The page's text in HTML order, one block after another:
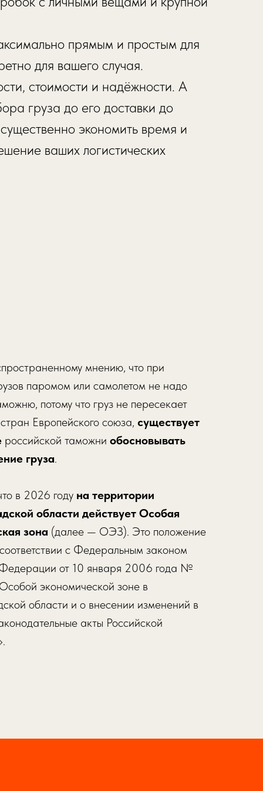
прямым и простым для
для вашего случая.
стоимости и надёжности. А
груза до его доставки до
экономить время и
ваших логистических
мнению, что при
паромом или самолетом не надо
потому что груз не пересекает
Европейского союза, существует
российской таможни обосновывать
груза.
в 2026 году на территории
области действует Особая
зона (далее — ОЭЗ). Это положение
с Федеральным законом
от 10 января 2006 года №
экономической зоне в
области и о внесении изменений в
акты Российской